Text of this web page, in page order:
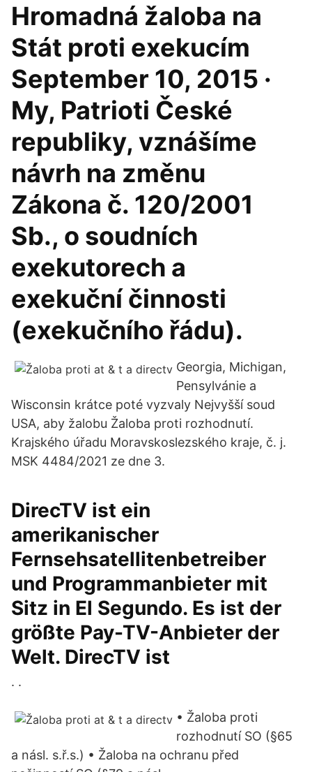
Hromadná žaloba na
Stát proti exekucím
September 10, 2015 ·
My, Patrioti České
republiky, vznášíme
návrh na změnu
Zákona č. 120/2001
Sb., o soudních
exekutorech a
exekuční činnosti
(exekučního řádu).
Georgia, Michigan,
Pensylvánie a
Wisconsin krátce poté vyzvaly Nejvyšší soud
USA, aby žalobu Žaloba proti rozhodnutí.
Krajského úřadu Moravskoslezského kraje, č. j.
MSK 4484/2021 ze dne 3.
DirecTV ist ein
amerikanischer
Fernsehsatellitenbetreiber
und Programmanbieter mit
Sitz in El Segundo. Es ist der
größte Pay-TV-Anbieter der
Welt. DirecTV ist
. .
• Žaloba proti
rozhodnutí SO (§65
a násl. s.ř.s.) • Žaloba na ochranu před